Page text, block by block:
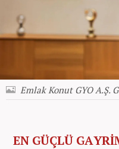
Emlak Konut GYO A.Ş.
EN GÜÇLÜ